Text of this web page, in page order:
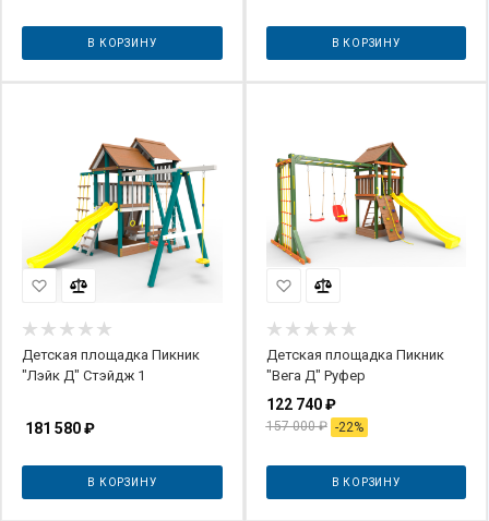
В КОРЗИНУ В КОРЗИНУ
Детская площадка Пикник
"Лэйк Д" Стэйдж 1
181 580₽
В КОРЗИНУ
Детская площадка Пикник
"Вега Д" Руфер
122 740₽
157 000₽ -22%
В КОРЗИНУ